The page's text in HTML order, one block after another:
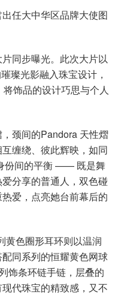
同步曝光。此次大片以
璨光影融入珠宝设计，
将饰品的设计巧思与个人
颈间的Pandora 天性熠
缠绕、彼此辉映，如同
份间的平衡 —— 既是舞
分享的普通人，双色碰
爱，点亮她台前幕后的
黄色圈形耳环则以温润
同系列的恒耀黄色网球
饰条环链手链，层叠的
代珠宝的精致感，又不